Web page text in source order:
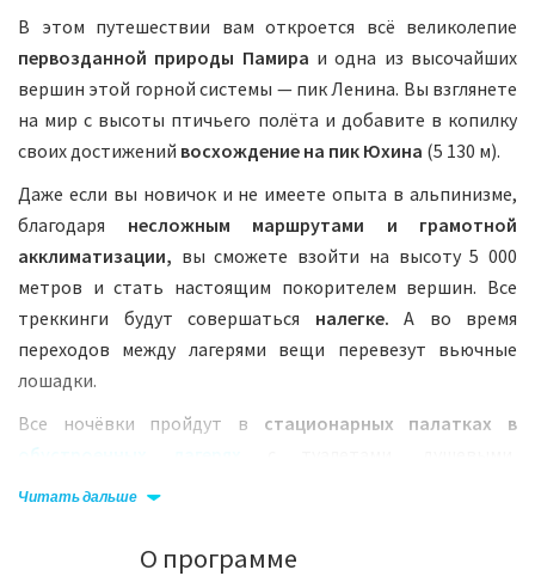
В этом путешествии вам откроется всё великолепие
первозданной природы Памира и одна из высочайших
вершин этой горной системы — пик Ленина. Вы взглянете
на мир с высоты птичьего полёта и добавите в копилку
своих достижений восхождение на пик Юхина (5 130 м).
Даже если вы новичок и не имеете опыта в альпинизме,
благодаря несложным маршрутами и грамотной
акклиматизации, вы сможете взойти на высоту 5 000
метров и стать настоящим покорителем вершин. Все
треккинги будут совершаться налегке. А во время
переходов между лагерями вещи перевезут вьючные
лошадки.
Все ночёвки пройдут в стационарных палатках в
обустроенных лагерях
Читать дальше
О программе